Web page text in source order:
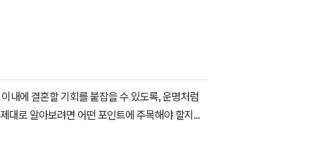
내에 결혼할 기회를 붙잡을 수 있도록, 운명처럼
대로 알아보려면 어떤 포인트에 주목해야 할지...